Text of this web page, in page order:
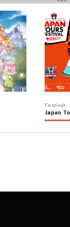
Festival
Japan